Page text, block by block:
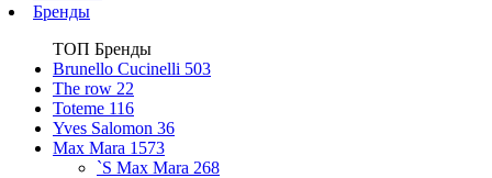
Бренды
ТОП Бренды
Brunello Cucinelli 503
The row 22
Toteme 116
Yves Salomon 36
Max Mara 1573
`S Max Mara 268